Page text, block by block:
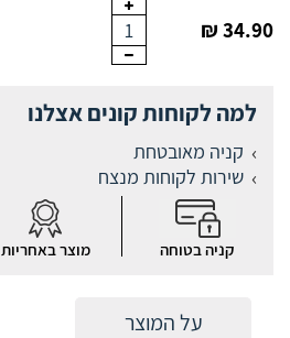
34.90 ₪
1
למה לקוחות קונים אצלנו
קניה מאובטחת
שירות לקוחות מנצח
קניה בטוחה מוצר באחריות
על המוצר